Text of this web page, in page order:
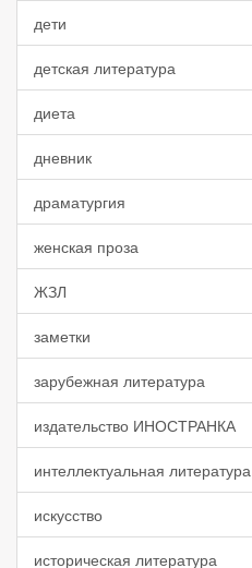
дети
детская литература
диета
дневник
драматургия
женская проза
ЖЗЛ
заметки
зарубежная литература
издательство ИНОСТРАНКА
интеллектуальная литература
искусство
историческая литература